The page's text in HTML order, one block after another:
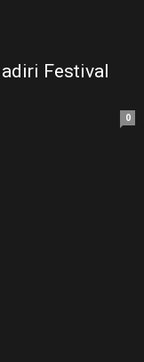
Festival
0